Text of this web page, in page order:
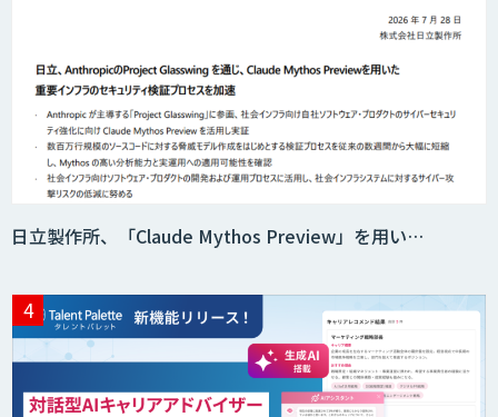
AI活用e-Learningサービス
CAIWA Service Viii（カイワサービスヴィ
ー）
RAGデータ作成ツール
日立製作所、「Claude Mythos Preview」を用い…